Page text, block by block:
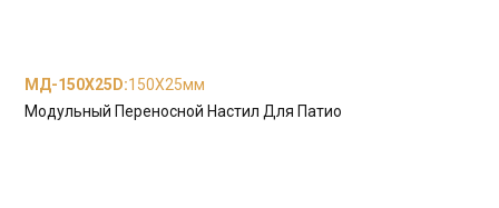
МД-150X25D:150X25мм
Модульный Переносной Настил Для Патио